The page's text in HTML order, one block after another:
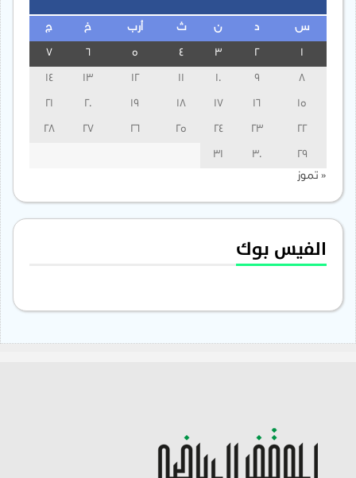
س ن ث أرب خ ج
3
13
14
15
16
17
18
19
20
21
22
23
24
25
26
27
28
29
30
31
« تموز
الفيس بوك